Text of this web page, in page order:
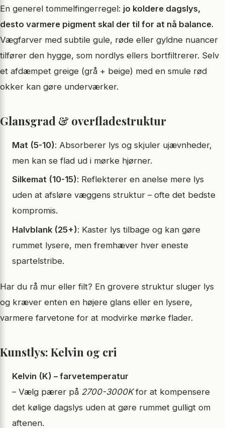
En generel tommelfingerregel: jo koldere dagslys,
desto varmere pigment skal der til for at nå balance.
Vægfarver med subtile gule, røde eller gyldne nuancer
tilfører den hygge, som nordlys ellers bortfiltrerer. Selv
et afdæmpet greige (grå + beige) med en smule rød
okker kan gøre underværker.
Glansgrad & overfladestruktur
Mat (5-10): Absorberer lys og skjuler ujævnheder,
men kan se flad ud i mørke hjørner.
Silkemat (10-15): Reflekterer en anelse mere lys
uden at afsløre væggens struktur – ofte det bedste
kompromis.
Halvblank (25+): Kaster lys tilbage og kan gøre
rummet lysere, men fremhæver hver eneste
spartelstribe.
Har du rå mur eller filt? En grovere struktur sluger lys
og kræver enten en højere glans eller en lysere,
varmere farvetone for at modvirke mørke flader.
Kunstlys: Kelvin og cri
Kelvin (K) – farvetemperatur
– Vælg pærer på 2700-3000Kfor at kompensere
det kølige dagslys uden at gøre rummet gulligt om
aftenen.